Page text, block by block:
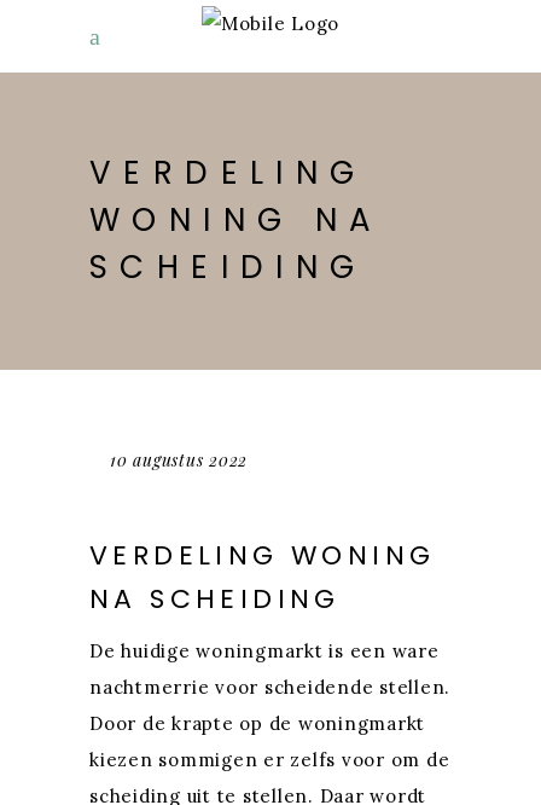
VERDELING
WONING NA
SCHEIDING
10 augustus 2022
VERDELING WONING
NA SCHEIDING
De huidige woningmarkt is een ware
nachtmerrie voor scheidende stellen.
Door de krapte op de woningmarkt
kiezen sommigen er zelfs voor om de
scheiding uit te stellen. Daar wordt